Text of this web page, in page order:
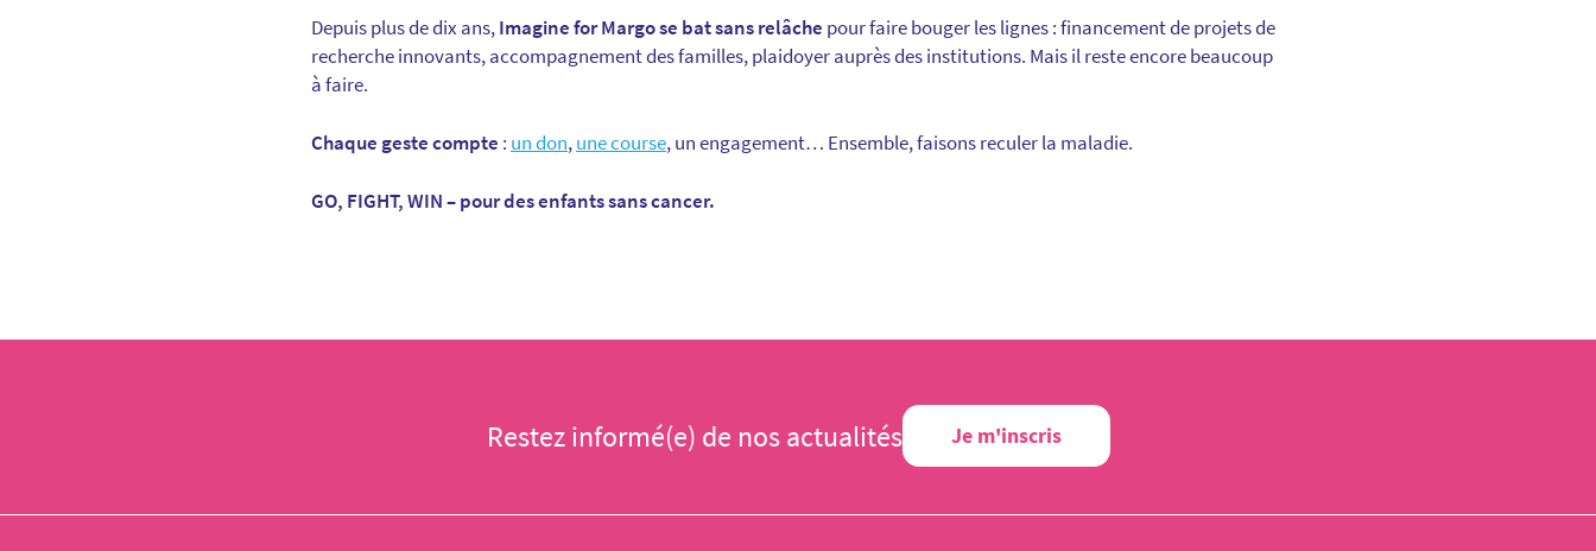
Depuis plus de dix ans,Imagine for Margo se bat sans relâche pour faire bouger les lignes : financement de projets de
recherche innovants, accompagnement des familles, plaidoyer auprès des institutions. Mais il reste encore beaucoup
à faire.
Chaque geste compte : un don,une course, un engagement… Ensemble, faisons reculer la maladie.
GO, FIGHT, WIN – pour des enfants sans cancer.
Restez informé(e) de nos actualités Je m'inscris